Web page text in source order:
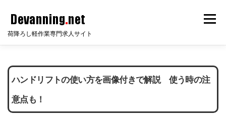
テ
ツ
キ
荷降ろし軽作業専門求人サイト
メニ
HOME サイト説明 倉庫知識 会員ログイン
無料会員登録
ハンドリフトの使い方を画像付きで解説 使う時の注
意点も！